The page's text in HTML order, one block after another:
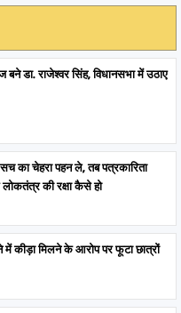
डा. राजेश्वर सिंह, विधानसभा में उठाए
का चेहरा पहन ले, तब पत्रकारिता
की रक्षा कैसे हो
में कीड़ा मिलने के आरोप पर फूटा छात्रों